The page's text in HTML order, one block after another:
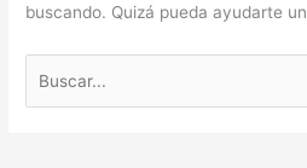
buscando. Quizá pueda ayudarte
por: